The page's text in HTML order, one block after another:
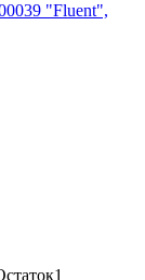
"Fluent",
1